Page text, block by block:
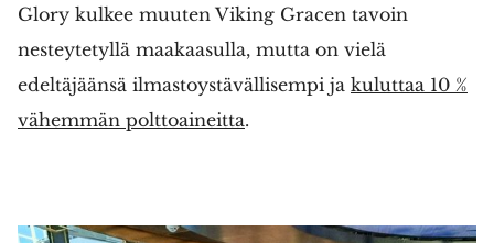
Glory kulkee muuten Viking Gracen tavoin
nesteytetyllä maakaasulla, mutta on vielä
edeltäjäänsä ilmastoystävällisempi ja kuluttaa 10 %
vähemmän polttoaineitta.